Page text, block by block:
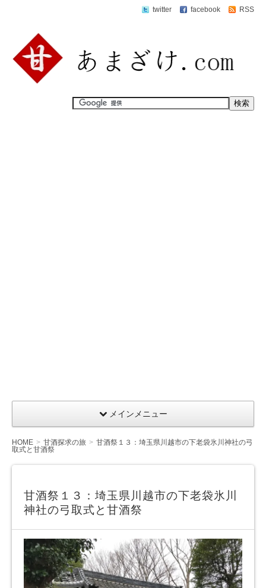
twitter facebook RSS
メインメニュー
HOME 甘酒探求の旅
甘酒祭１３：埼玉県川越市の下老袋氷川神社の弓
取式と甘酒祭
甘酒祭１３：埼玉県川越市の下老袋氷川
神社の弓取式と甘酒祭